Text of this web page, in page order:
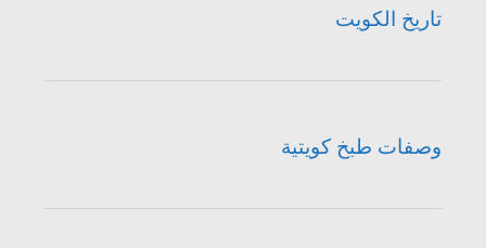
تاريخ الكويت
وصفات طبخ كويتية